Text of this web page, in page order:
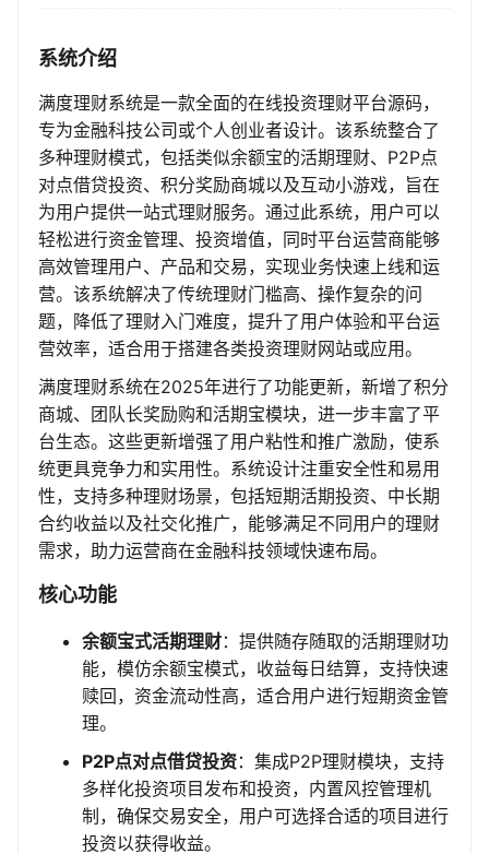
系统介绍
满度理财系统是一款全面的在线投资理财平台源码，
专为金融科技公司或个人创业者设计。该系统整合了
多种理财模式，包括类似余额宝的活期理财、P2P点
对点借贷投资、积分奖励商城以及互动小游戏，旨在
为用户提供一站式理财服务。通过此系统，用户可以
轻松进行资金管理、投资增值，同时平台运营商能够
高效管理用户、产品和交易，实现业务快速上线和运
营。该系统解决了传统理财门槛高、操作复杂的问
题，降低了理财入门难度，提升了用户体验和平台运
营效率，适合用于搭建各类投资理财网站或应用。
满度理财系统在2025年进行了功能更新，新增了积分
商城、团队长奖励购和活期宝模块，进一步丰富了平
台生态。这些更新增强了用户粘性和推广激励，使系
统更具竞争力和实用性。系统设计注重安全性和易用
性，支持多种理财场景，包括短期活期投资、中长期
合约收益以及社交化推广，能够满足不同用户的理财
需求，助力运营商在金融科技领域快速布局。
核心功能
余额宝式活期理财：提供随存随取的活期理财功
能，模仿余额宝模式，收益每日结算，支持快速
赎回，资金流动性高，适合用户进行短期资金管
理。
P2P点对点借贷投资：集成P2P理财模块，支持
多样化投资项目发布和投资，内置风控管理机
制，确保交易安全，用户可选择合适的项目进行
投资以获得收益。